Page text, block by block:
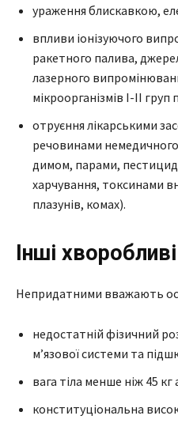
ураження блискавкою,
впливи іонізуючого
ракетного палива,
лазерного
мікроорганізмів I-II груп
отруєння лікарськими
речовинами
димом, парами,
харчування, токсинами
плазунів, комах).
Інші
Непридатними вважають
недостатній фізичний
м’язової системи та
вага тіла менше ніж 45
конституціональна